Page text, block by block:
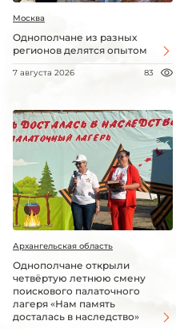
Москва
Однополчане из разных
регионов делятся опытом
7 августа 2026 83
Архангельская область
Однополчане открыли
четвёртую летнюю смену
поискового палаточного
лагеря «Нам память
досталась в наследство»